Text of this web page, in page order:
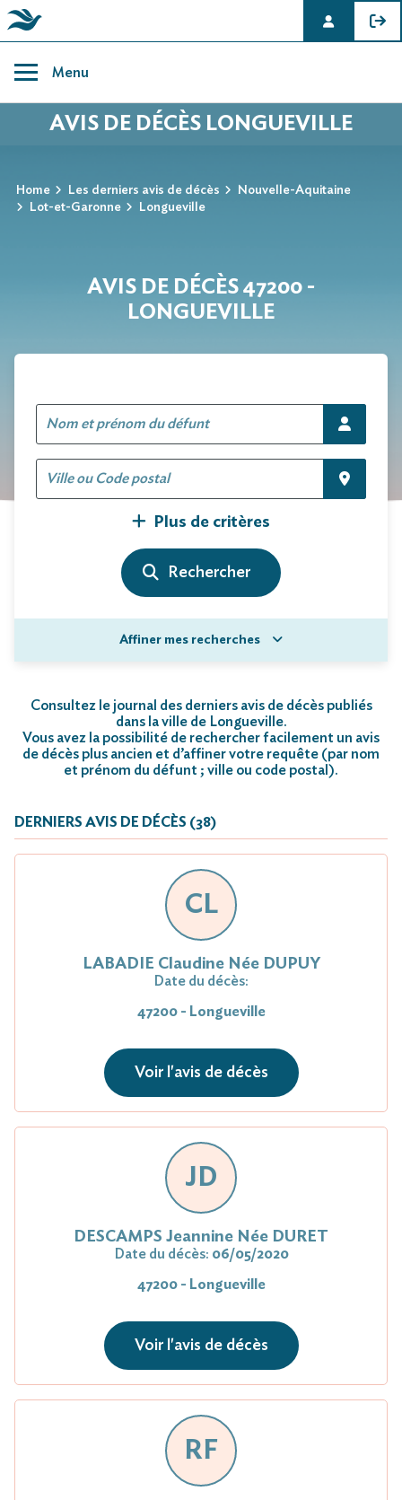
content
Menu
AVIS DE DÉCÈS LONGUEVILLE
Home Les derniers avis de décès
Nouvelle-Aquitaine
Lot-et-Garonne
Longueville
AVIS DE DÉCÈS 47200 -
LONGUEVILLE
Plus de critères
Affiner mes recherches
Consultez le journal des derniers avis de décès publiés
dans la ville de Longueville.
Vous avez la possibilité de rechercher facilement un avis
de décès plus ancien et d’affiner votre requête (par nom
et prénom du défunt ; ville ou code postal).
DERNIERS AVIS DE DÉCÈS (38)
CL
LABADIE Clau­dine Née DUPUY
Date du décès:
47200 - Longueville
Voir l'avis de décès
JD
DESCAMPS Jeannine Née DURET
Date du décès: 06/05/2020
47200 - Longueville
Voir l'avis de décès
RF